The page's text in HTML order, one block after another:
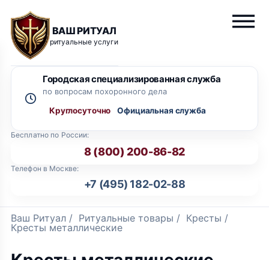
ВАШ РИТУАЛ
ритуальные услуги
Бесплатно по России:
8 (800) 200-86-82
Телефон в Москве:
+7 (495) 182-02-88
Городская специализированная служба
по вопросам похоронного дела
Круглосуточно
Ваш Ритуал / Ритуальные товары / Кресты /
Кресты металлические